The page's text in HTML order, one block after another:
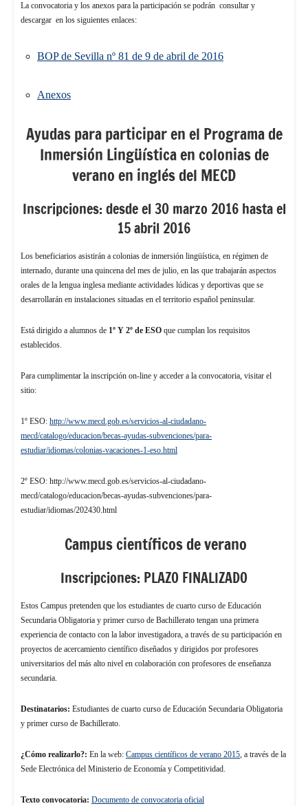
La convocatoria y los anexos para la participación se podrán consultar y
descargar en los siguientes enlaces:
BOP de Sevilla nº 81 de 9 de abril de 2016
Anexos
Ayudas para participar en el Programa de
Inmersión Lingüística en colonias de
verano en inglés del MECD
Inscripciones: desde el 30 marzo 2016 hasta el
15 abril 2016
Los beneficiarios asistirán a colonias de inmersión lingüística, en régimen de
internado, durante una quincena del mes de julio, en las que trabajarán aspectos
orales de la lengua inglesa mediante actividades lúdicas y deportivas que se
desarrollarán en instalaciones situadas en el territorio español peninsular.
Está dirigido a alumnos de 1º Y 2º de ESO que cumplan los requisitos
establecidos.
Para cumplimentar la inscripción on-line y acceder a la convocatoria, visitar el
sitio:
1º ESO: http://www.mecd.gob.es/servicios-al-ciudadano-
mecd/catalogo/educacion/becas-ayudas-subvenciones/para-
estudiar/idiomas/colonias-vacaciones-1-eso.html
2º ESO: http://www.mecd.gob.es/servicios-al-ciudadano-
mecd/catalogo/educacion/becas-ayudas-subvenciones/para-
estudiar/idiomas/202430.html
Campus científicos de verano
Inscripciones: PLAZO FINALIZADO
Estos Campus pretenden que los estudiantes de cuarto curso de Educación
Secundaria Obligatoria y primer curso de Bachillerato tengan una primera
experiencia de contacto con la labor investigadora, a través de su participación en
proyectos de acercamiento científico diseñados y dirigidos por profesores
universitarios del más alto nivel en colaboración con profesores de enseñanza
secundaria.
Destinatarios: Estudiantes de cuarto curso de Educación Secundaria Obligatoria
y primer curso de Bachillerato.
¿Cómo realizarlo?: En la web: Campus científicos de verano 2015, a través de la
Sede Electrónica del Ministerio de Economía y Competitividad.
Texto convocatoria: Documento de convocatoria oficial